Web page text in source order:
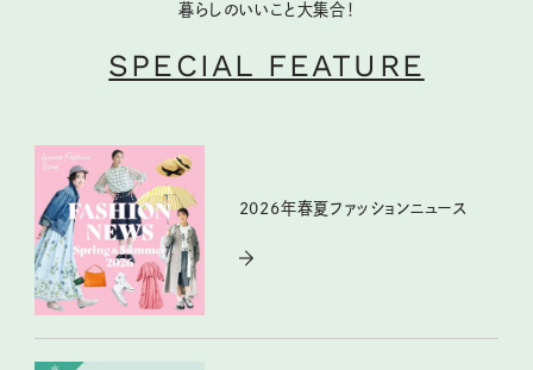
暮らしのいいこと大集合！
SPECIAL FEATURE
2026年春夏ファッションニュース